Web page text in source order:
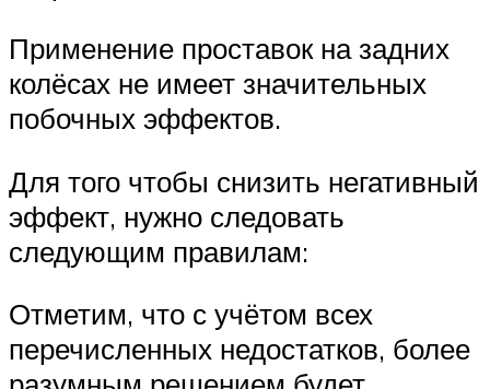
Применение проставок на задних
колёсах не имеет значительных
побочных эффектов.
Для того чтобы снизить негативный
эффект, нужно следовать
следующим правилам:
Отметим, что с учётом всех
перечисленных недостатков, более